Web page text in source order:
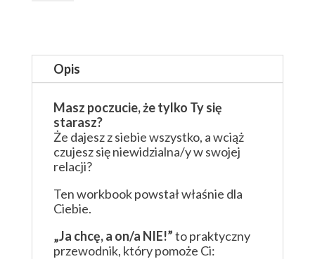
-
OTOOpis
Masz poczucie, że tylko Ty się
starasz?
Że dajesz z siebie wszystko, a wciąż
czujesz się niewidzialna/y w swojej
relacji?
Ten workbook powstał właśnie dla
Ciebie.
„Ja chcę, a on/a NIE!”to praktyczny
przewodnik, który pomoże Ci: